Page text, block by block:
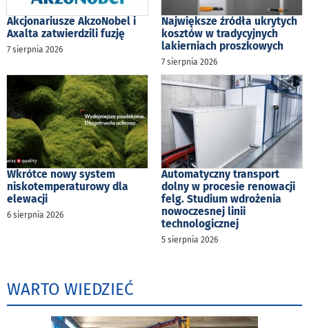
Akcjonariusze AkzoNobel i
Axalta zatwierdzili fuzję
7 sierpnia 2026
Największe źródła ukrytych
kosztów w tradycyjnych
lakierniach proszkowych
7 sierpnia 2026
Wkrótce nowy system
niskotemperaturowy dla
elewacji
6 sierpnia 2026
Automatyczny transport
dolny w procesie renowacji
felg. Studium wdrożenia
nowoczesnej linii
technologicznej
5 sierpnia 2026
WARTO WIEDZIEĆ